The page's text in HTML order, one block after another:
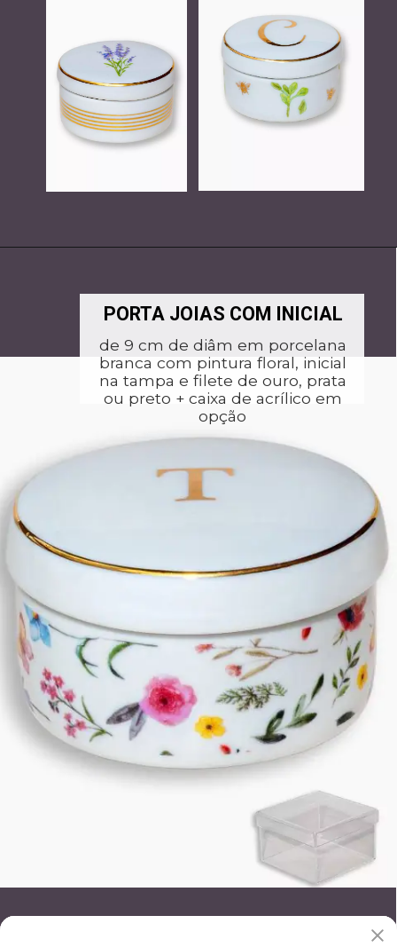
PORTA JOIAS COM INICIAL
de 9 cm de diâm em porcelana
branca com pintura floral, inicial
na tampa e filete de ouro, prata
ou preto + caixa de acrílico em
opção